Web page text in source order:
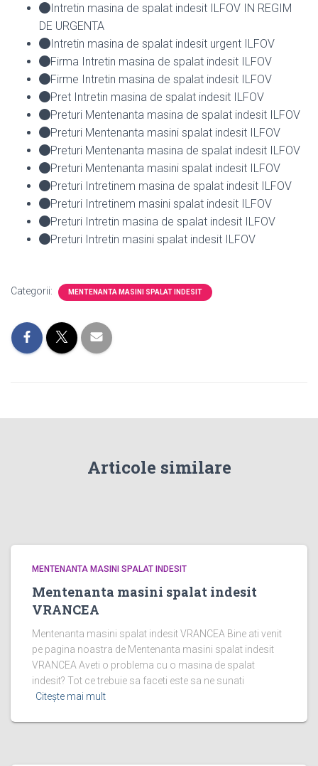
Intretin masina de spalat indesit ILFOV IN REGIM
DE URGENTA
Intretin masina de spalat indesit urgent ILFOV
Firma Intretin masina de spalat indesit ILFOV
Firme Intretin masina de spalat indesit ILFOV
Pret Intretin masina de spalat indesit ILFOV
Preturi Mentenanta masina de spalat indesit ILFOV
Preturi Mentenanta masini spalat indesit ILFOV
Preturi Mentenanta masina de spalat indesit ILFOV
Preturi Mentenanta masini spalat indesit ILFOV
Preturi Intretinem masina de spalat indesit ILFOV
Preturi Intretinem masini spalat indesit ILFOV
Preturi Intretin masina de spalat indesit ILFOV
Preturi Intretin masini spalat indesit ILFOV
Categorii: MENTENANTA MASINI SPALAT INDESIT
Articole similare
MENTENANTA MASINI SPALAT INDESIT
Mentenanta masini spalat indesit
VRANCEA
Mentenanta masini spalat indesit VRANCEA Bine ati venit
pe pagina noastra de Mentenanta masini spalat indesit
VRANCEA Aveti o problema cu o masina de spalat
indesit? Tot ce trebuie sa faceti este sa ne sunati
Citește mai mult